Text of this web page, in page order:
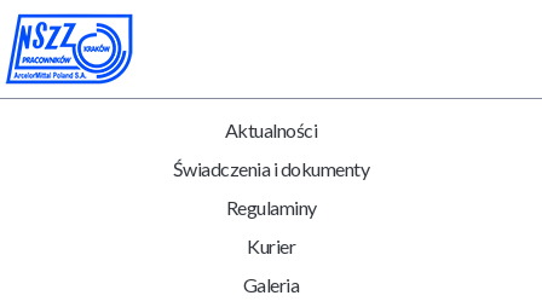
Aktualności
Świadczenia i dokumenty
Regulaminy
Kurier
Galeria